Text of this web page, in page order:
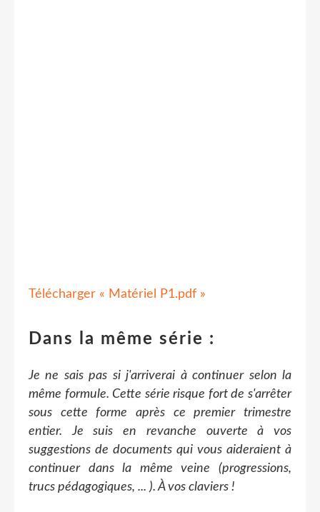
Télécharger « Matériel P1.pdf »
Dans la même série :
Je ne sais pas si j'arriverai à continuer selon la
même formule. Cette série risque fort de s'arrêter
sous cette forme après ce premier trimestre
entier. Je suis en revanche ouverte à vos
suggestions de documents qui vous aideraient à
continuer dans la même veine (progressions,
trucs pédagogiques, ... ). À vos claviers !